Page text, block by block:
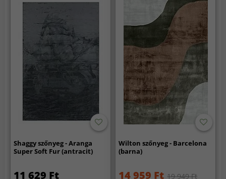
Shaggy szőnyeg - Aranga
Super Soft Fur (antracit)
11 629 Ft
Wilton szőnyeg - Barcelona
(barna)
14 959 Ft 19 949 Ft